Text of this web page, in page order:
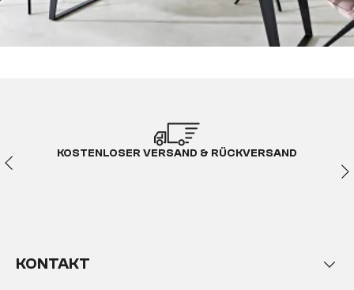
KOSTENLOSER VERSAND & RÜCKVERSAND
KONTAKT